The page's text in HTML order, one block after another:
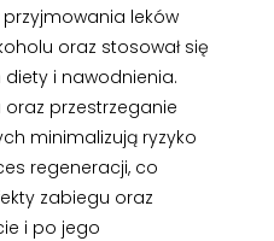
przyjmowania leków
oraz stosował się
i nawodnienia.
przestrzeganie
minimalizują ryzyko
regeneracji, co
zabiegu oraz
i po jego